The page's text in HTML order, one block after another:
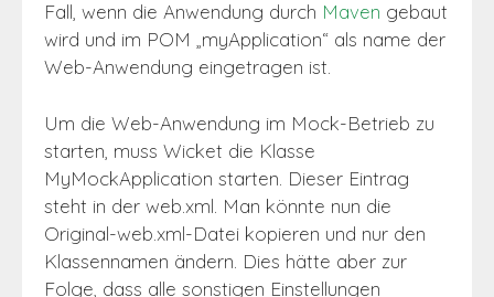
Fall, wenn die Anwendung durch Maven gebaut
wird und im POM „myApplication“ als name der
Web-Anwendung eingetragen ist.
Um die Web-Anwendung im Mock-Betrieb zu
starten, muss Wicket die Klasse
MyMockApplication starten. Dieser Eintrag
steht in der web.xml. Man könnte nun die
Original-web.xml-Datei kopieren und nur den
Klassennamen ändern. Dies hätte aber zur
Folge, dass alle sonstigen Einstellungen